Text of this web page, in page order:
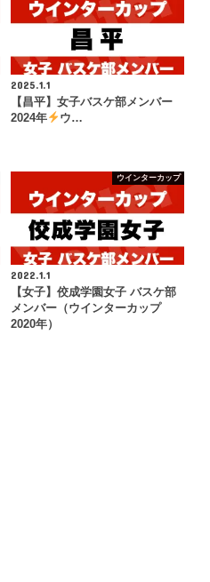
2025.1.1
【昌平】女子バスケ部メンバー
2024年
ウ…
ウインターカップ
2022.1.1
【女子】佼成学園女子 バスケ部
メンバー（ウインターカップ
2020年）